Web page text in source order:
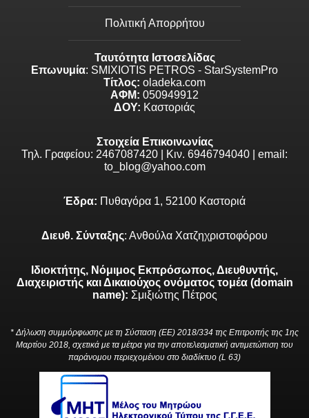
Πολιτική Απορρήτου
Ταυτότητα Ιστοσελίδας
Επωνυμία: SMIXIOTIS PETROS - StarSystemPro
Τίτλος: oladeka.com
ΑΦΜ: 050949912
ΔΟΥ: Καστοριάς
Στοιχεία Επικοινωνίας
Τηλ. Γραφείου: 2467087420 | Κιν. 6946794040 | email:
to_blog@yahoo.com
Έδρα: Πυθαγόρα 1, 52100 Καστοριά
Διευθ. Σύνταξης: Ανθούλα Χατζηχριστοφόρου
Ιδιοκτήτης, Νόμιμος Εκπρόσωπος, Διευθυντής,
Διαχειριστής και Δικαιούχος ονόματος τομέα (domain
name): Σμιξιώτης Πέτρος
* Δήλωση συμμόρφωσης με τη Σύσταση (ΕΕ) 2018/334 της Επιτροπής της 1ης
Μαρτίου 2018, σχετικά με τα μέτρα για την αποτελεσματική αντιμετώπιση του
παράνομου περιεχομένου στο διαδίκτυο (L 63)